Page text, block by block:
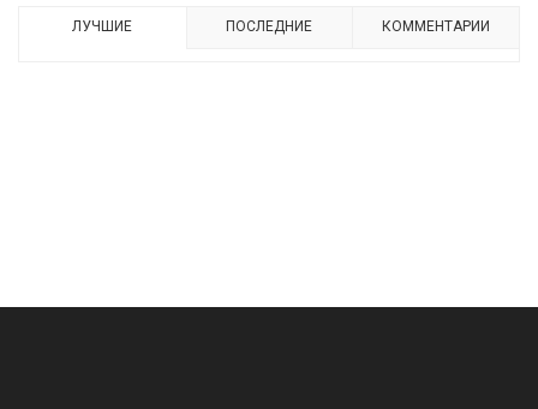
ЛУЧШИЕ ПОСЛЕДНИЕ КОММЕНТАРИИ